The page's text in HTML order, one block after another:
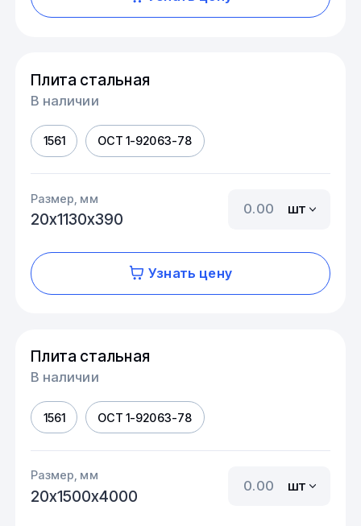
Плита стальная
В наличии
1561 ОСТ 1-92063-78
Размер, мм
20х1130х390
шт
Узнать цену
Плита стальная
В наличии
1561 ОСТ 1-92063-78
Размер, мм
20х1500х4000
шт